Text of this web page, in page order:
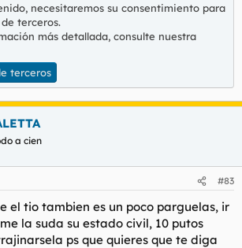
necesitaremos su consentimiento para
terceros.
más detallada, consulte nuestra
terceros
a cien
#83
el tio tambien es un poco parguelas, ir
la suda su estado civil, 10 putos
ps que quieres que te diga